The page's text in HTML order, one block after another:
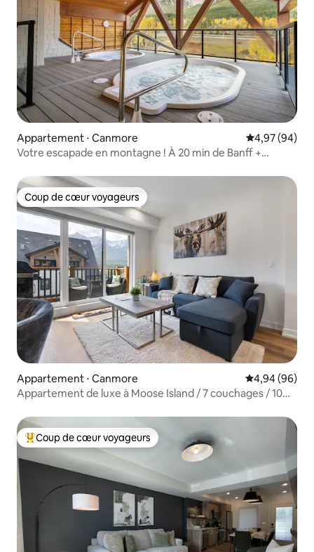
Appartement ⋅ Canmore Évaluation
4,97 (94)
Votre escapade en montagne ! À 20 min de Banff +
Coup de cœur voyageurs
Coup de cœur voyageurs
Appartement ⋅ Canmore Évaluation
4,94 (96)
Appartement de luxe à Moose Island / 7 couchages / 10
Coups de cœur voyageurs les plus appréciés
Coup de cœur voyageurs